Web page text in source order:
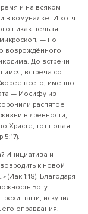
и на всяком
в комуналке. И хотя
никак нельзя
— но
возрождённого
До встречи
встреча со
всего, именно
— Иосифу из
распятое
в древности,
Христе, тот новая
Инициатива и
к новой
1:18). Благодаря
Богу
наши, искупил
оправдания.